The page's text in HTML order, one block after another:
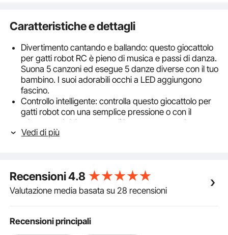
Caratteristiche e dettagli
Divertimento cantando e ballando: questo giocattolo
per gatti robot RC è pieno di musica e passi di danza.
Suona 5 canzoni ed esegue 5 danze diverse con il tuo
bambino. I suoi adorabili occhi a LED aggiungono
fascino.
Controllo intelligente: controlla questo giocattolo per
gatti robot con una semplice pressione o con il
telecomando! Accarezzagli la testa per ascoltare
suoni teneri e osservare le reazioni giocose, proprio
ballare, andare avanti o fare capriole. È come avere
un vero gattino con cui interagire e divertirsi.
la ricarica con power bank, prese o computer. È
Vedi di più
Recensioni4.8
Valutazione media basata su 28 recensioni
Recensioni principali